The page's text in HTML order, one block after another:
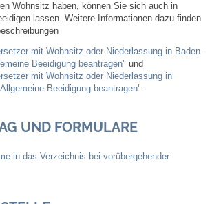
Wohnsitz haben, können Sie sich auch in
lassen. Weitere Informationen dazu finden
mit Wohnsitz oder Niederlassung in Baden-
Beeidigung beantragen" und
mit Wohnsitz oder Niederlassung in
Beeidigung beantragen".
UND FORMULARE
in das Verzeichnis bei vorübergehender